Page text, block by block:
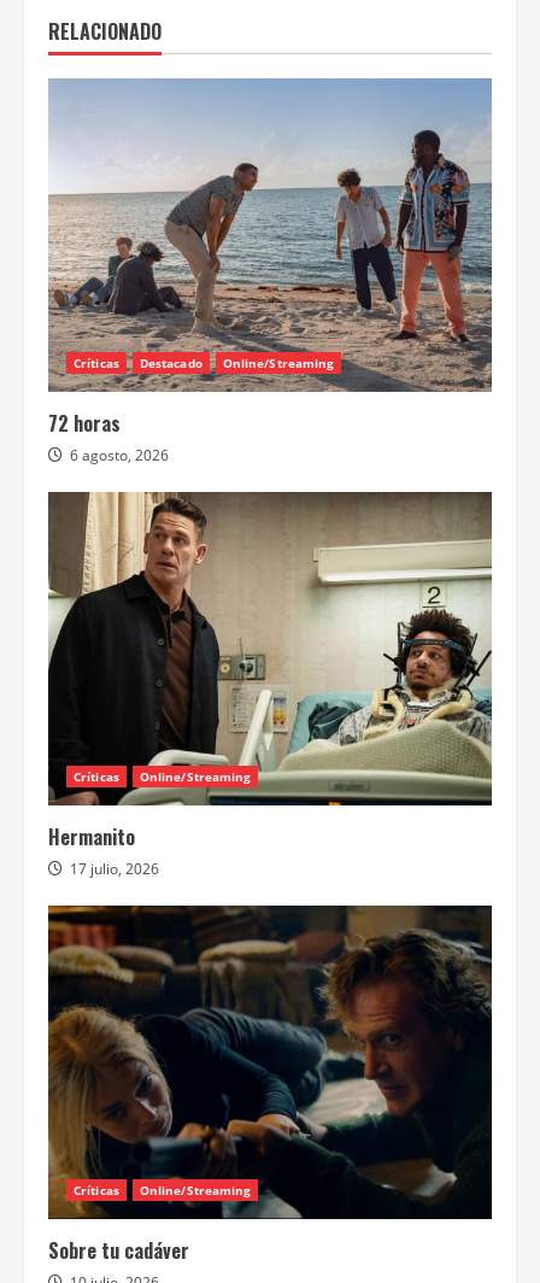
RELACIONADO
Críticas Destacado Online/Streaming
72 horas
6 agosto, 2026
Críticas Online/Streaming
Hermanito
17 julio, 2026
Críticas Online/Streaming
Sobre tu cadáver